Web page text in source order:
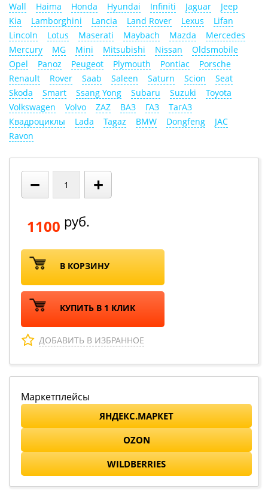
Wall
Haima Honda Hyundai Infiniti Jaguar
Jeep
Kia
Lamborghini Lancia Land Rover Lexus
Lifan
Lincoln
Lotus Maserati Maybach Mazda
Mercedes
Mercury
MG Mini Mitsubishi Nissan
Oldsmobile
Opel
Panoz Peugeot Plymouth Pontiac
Porsche
Renault
Rover Saab Saleen Saturn Scion
Seat
Skoda
Smart Ssang Yong Subaru Suzuki
Toyota
Volkswagen
Volvo ZAZ ВАЗ ГАЗ
ТагАЗ
Квадроциклы
Lada Tagaz BMW Dongfeng
JAC
Ravon
− +
1100 руб.
В КОРЗИНУ
КУПИТЬ В 1 КЛИК
ДОБАВИТЬ В ИЗБРАННОЕ
Маркетплейсы
ЯНДЕКС.МАРКЕТ
OZON
WILDBERRIES